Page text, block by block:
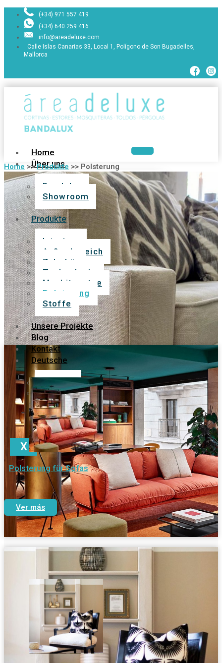
(+34) 971 557 419
(+34) 640 259 416
info@areadeluxe.com
Calle Islas Canarias 33, Local 1, Polígono de Son Bugadelles,
Mallorca
Home
Über uns
Bandalux
Showroom
Produkte
Interieur
Außenbereich
Zubehör
Technologie
Moskitonetze
Polsterung
Stoffe
Unsere Projekte
Blog
Kontakt
Deutsche
English
Español
X
Home >>Produkte >> Polsterung
Polsterung für Sofas
Ver más